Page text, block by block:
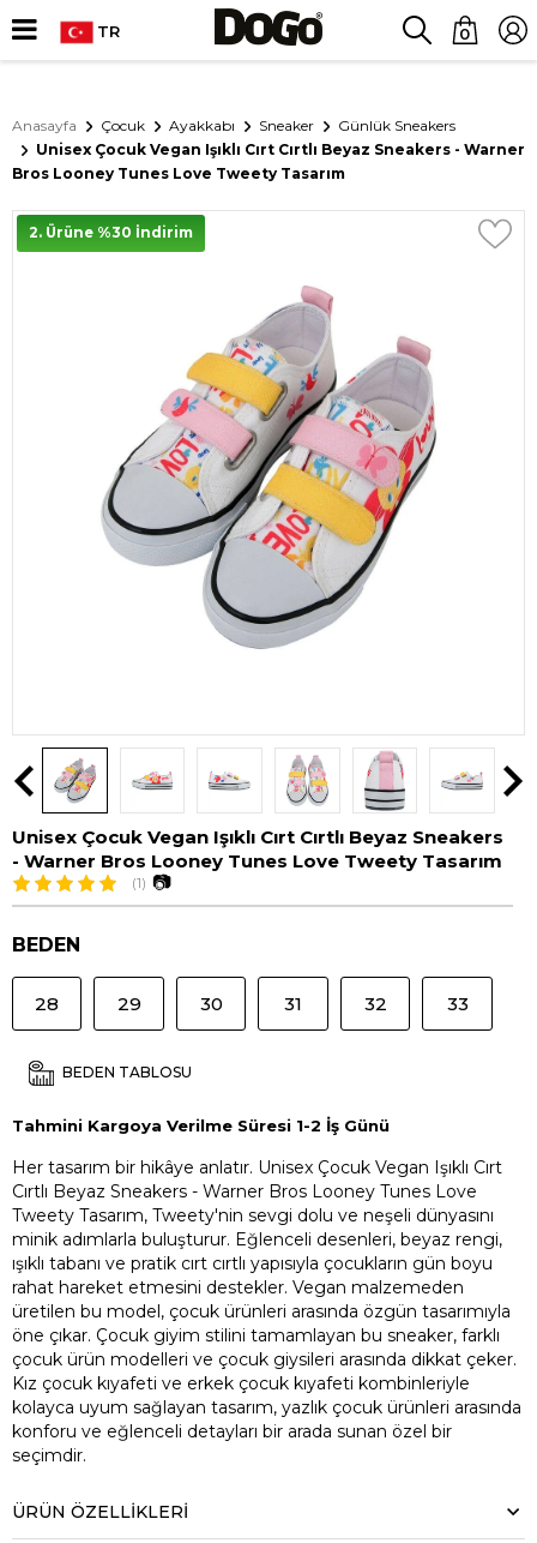
TR 0
Anasayfa Çocuk Ayakkabı Sneaker
Günlük Sneakers
Unisex Çocuk Vegan Işıklı Cırt Cırtlı Beyaz Sneakers - Warner
Bros Looney Tunes Love Tweety Tasarım
2. Ürüne %30 İndirim
Unisex Çocuk Vegan Işıklı Cırt Cırtlı Beyaz Sneakers
- Warner Bros Looney Tunes Love Tweety Tasarım
(1) 📷
BEDEN
28 29 30 31 32 33
BEDEN TABLOSU
Tahmini Kargoya Verilme Süresi 1-2 İş Günü
Her tasarım bir hikâye anlatır. Unisex Çocuk Vegan Işıklı Cırt
Cırtlı Beyaz Sneakers - Warner Bros Looney Tunes Love
Tweety Tasarım, Tweety'nin sevgi dolu ve neşeli dünyasını
minik adımlarla buluşturur. Eğlenceli desenleri, beyaz rengi,
ışıklı tabanı ve pratik cırt cırtlı yapısıyla çocukların gün boyu
rahat hareket etmesini destekler. Vegan malzemeden
üretilen bu model, çocuk ürünleri arasında özgün tasarımıyla
öne çıkar. Çocuk giyim stilini tamamlayan bu sneaker, farklı
çocuk ürün modelleri ve çocuk giysileri arasında dikkat çeker.
Kız çocuk kıyafeti ve erkek çocuk kıyafeti kombinleriyle
kolayca uyum sağlayan tasarım, yazlık çocuk ürünleri arasında
konforu ve eğlenceli detayları bir arada sunan özel bir
seçimdir.
ÜRÜN ÖZELLIKLERI